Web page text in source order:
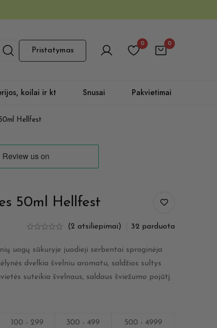
Pristatymas
0 0
koilai ir kt Snusai Pakvietimai
Hellfest
50ml Hellfest
(2 atsiliepimai) 32 parduota
uogų sūkuryje juodieji serbentai sproginėja
dvelkia švelniu aromatu, saldžios sultys
suteikia švelnaus, saldaus šviežumo pojūtį.
100 - 299 300 - 499 500 - 4999